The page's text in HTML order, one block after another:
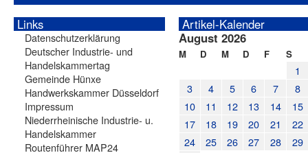
Links
Datenschutzerklärung
Deutscher Industrie- und
Handelskammertag
Gemeinde Hünxe
Handwerkskammer Düsseldorf
Impressum
Niederrheinische Industrie- u.
Handelskammer
Routenführer MAP24
Artikel-Kalender
August 2026
M D M D F S
1
3
4 5 6 7
8
10
11 12 13 14
15
17
18 19 20 21
22
24
25 26 27 28
29